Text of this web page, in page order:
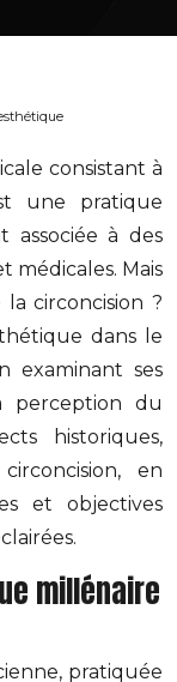
consistant à
une pratique
associée à des
médicales. Mais
circoncision ?
dans le
examinant ses
perception du
historiques,
en
et objectives
millénaire
pratiquée